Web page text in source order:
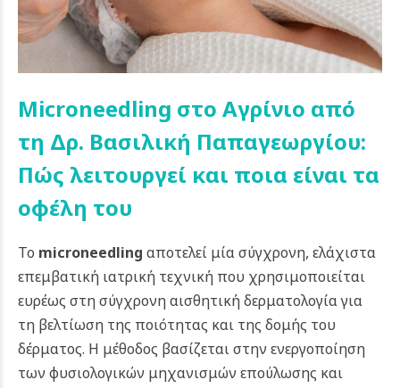
Microneedling στο Αγρίνιο από
τη Δρ. Βασιλική Παπαγεωργίου:
Πώς λειτουργεί και ποια είναι τα
οφέλη του
Το microneedling αποτελεί μία σύγχρονη, ελάχιστα
επεμβατική ιατρική τεχνική που χρησιμοποιείται
ευρέως στη σύγχρονη αισθητική δερματολογία για
τη βελτίωση της ποιότητας και της δομής του
δέρματος. Η μέθοδος βασίζεται στην ενεργοποίηση
των φυσιολογικών μηχανισμών επούλωσης και